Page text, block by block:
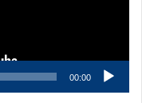
00:00